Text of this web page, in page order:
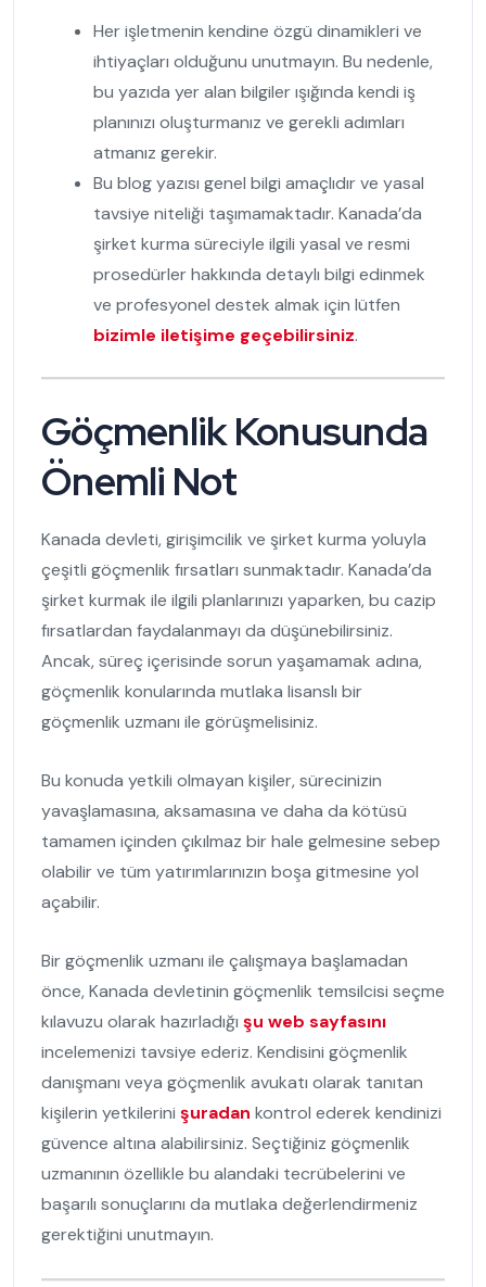
Her işletmenin kendine özgü dinamikleri ve
ihtiyaçları olduğunu unutmayın. Bu nedenle,
bu yazıda yer alan bilgiler ışığında kendi iş
planınızı oluşturmanız ve gerekli adımları
atmanız gerekir.
Bu blog yazısı genel bilgi amaçlıdır ve yasal
tavsiye niteliği taşımamaktadır. Kanada’da
şirket kurma süreciyle ilgili yasal ve resmi
prosedürler hakkında detaylı bilgi edinmek
ve profesyonel destek almak için lütfen
bizimle iletişime geçebilirsiniz.
Göçmenlik Konusunda
Önemli Not
Kanada devleti, girişimcilik ve şirket kurma yoluyla
çeşitli göçmenlik fırsatları sunmaktadır. Kanada’da
şirket kurmak ile ilgili planlarınızı yaparken, bu cazip
fırsatlardan faydalanmayı da düşünebilirsiniz.
Ancak, süreç içerisinde sorun yaşamamak adına,
göçmenlik konularında mutlaka lisanslı bir
göçmenlik uzmanı ile görüşmelisiniz.
Bu konuda yetkili olmayan kişiler, sürecinizin
yavaşlamasına, aksamasına ve daha da kötüsü
tamamen içinden çıkılmaz bir hale gelmesine sebep
olabilir ve tüm yatırımlarınızın boşa gitmesine yol
açabilir.
Bir göçmenlik uzmanı ile çalışmaya başlamadan
önce, Kanada devletinin göçmenlik temsilcisi seçme
kılavuzu olarak hazırladığı şu web sayfasını
incelemenizi tavsiye ederiz. Kendisini göçmenlik
danışmanı veya göçmenlik avukatı olarak tanıtan
kişilerin yetkilerini şuradan kontrol ederek kendinizi
güvence altına alabilirsiniz. Seçtiğiniz göçmenlik
uzmanının özellikle bu alandaki tecrübelerini ve
başarılı sonuçlarını da mutlaka değerlendirmeniz
gerektiğini unutmayın.